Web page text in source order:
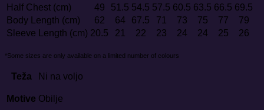
Half Chest (cm)
49 51.5 54.5 57.5 60.5 63.5 66.5 69.5
Body Length (cm)
62 64 67.5 71 73 75 77
79
Sleeve Length (cm) 20.5 21 22 23 24 24 25 26
*Some sizes are only available on a limited number of colours
Teža Ni na voljo
Motive Obilje